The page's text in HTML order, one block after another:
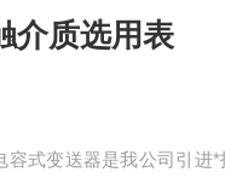
介质选用表
容式变送器是我公司引